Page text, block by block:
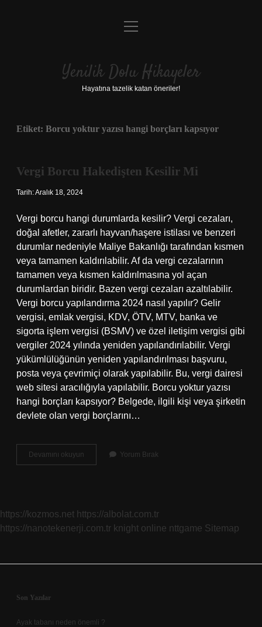
Anasayfa
Yasal Uyarı
menüyü
Yenilik Dolu Hikayeler
Hayatına tazelik katan öneriler!
Etiket: Borcu yoktur yazısı hangi borçları kapsıyor
Vergi Borcu Hakedişten Kesilir Mi
Tarih: Aralık 18, 2024
Vergi borcu hangi durumlarda kesilir? Vergi cezaları,
doğal afetler, zararlı hayvan/haşere istilası ve benzeri
durumlar nedeniyle Maliye Bakanlığı tarafından kısmen
veya tamamen kaldırılabilir. Af da vergi cezalarının
tamamen veya kısmen kaldırılmasına yol açan
durumlardan biridir. Bazen vergi cezaları azaltılabilir.
Vergi borcu yapılandırma 2024 nasıl yapılır? Gelir
vergisi, emlak vergisi, KDV, ÖTV, MTV, banka ve
sigorta işlem vergisi (BSMV) ve özel iletişim vergisi gibi
vergiler 2024 yılında yeniden yapılandırılabilir. Vergi
yükümlülüğünün yeniden yapılandırılması başvuru,
posta veya çevrimiçi olarak yapılabilir. Bu, vergi dairesi
web sitesi aracılığıyla yapılabilir. Borcu yoktur yazısı
hangi borçları kapsıyor? Belgede, ilgili kişi veya şirketin
devlete olan vergi borçlarını…
Devamını okuyun
Borcu
Yorum Bırak
https://kozmos.net https://albolat.com.tr
https://nanotekenerji.com.tr knight online nttgame Sitemap
Sidebar
Son Yazılar
Ayak tabanı neden önemli ?